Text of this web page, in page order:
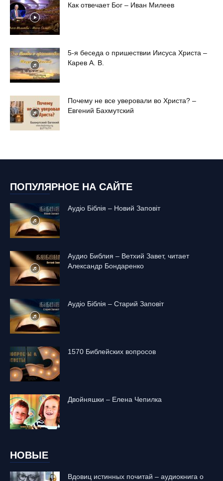
Как отвечает Бог – Иван Милеев
5-я беседа о пришествии Иисуса Христа –
Карев А. В.
Почему не все уверовали во Христа? –
Евгений Бахмутский
ПОПУЛЯРНОЕ НА САЙТЕ
Аудіо Біблія – Новий Заповіт
Аудио Библия – Ветхий Завет, читает
Александр Бондаренко
Аудіо Біблія – Старий Заповіт
1570 Библейских вопросов
Двойняшки – Елена Чепилка
НОВЫЕ
Вдовиц истинных почитай – аудиокнига о